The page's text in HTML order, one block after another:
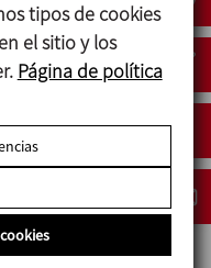
en el centro del
ser necesario
asegurarse una
el agitador está
tipos de cookies
el sitio y los
Página de política